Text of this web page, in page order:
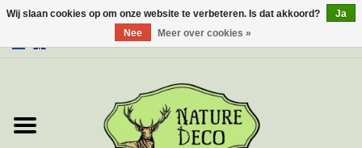
Over ons
Wij slaan cookies op om onze website te verbeteren. Is dat akkoord?
Ja
Nee
Meer over cookies »